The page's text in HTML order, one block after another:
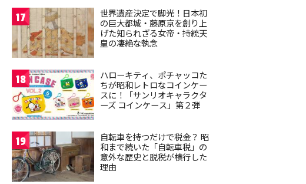
17
世界遺産決定で脚光！日本初
の巨大都城・藤原京を創り上
げた知られざる女帝・持統天
皇の凄絶な執念
18
ハローキティ、ポチャッコた
ちが昭和レトロなコインケー
スに！「サンリオキャラクタ
ーズ コインケース」第２弾
19
自転車を持つだけで税金？ 昭
和まで続いた「自転車税」の
意外な歴史と脱税が横行した
理由